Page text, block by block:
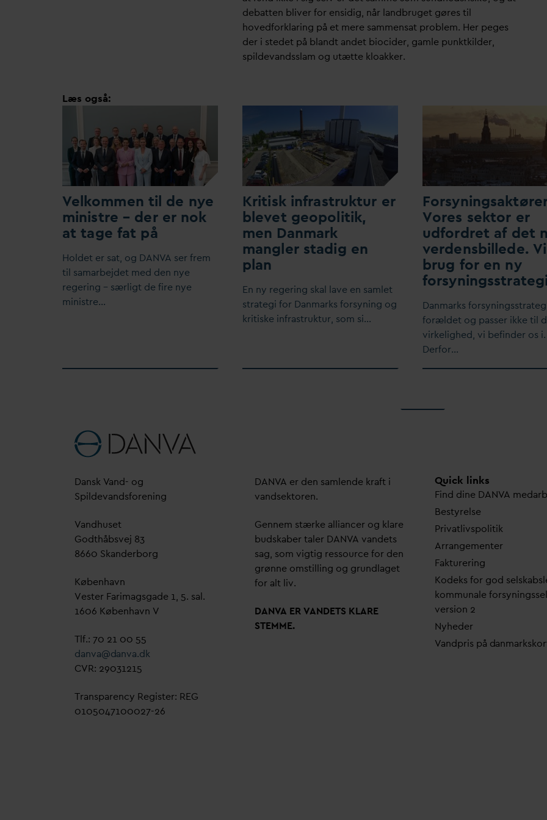
debatten bliver for ensidig, når landbruget gøres til
hovedforklaring på et mere sammensat problem. Her peges
der i stedet på blandt andet biocider, gamle punktkilder,
spildevandsslam og utætte kloakker.
Læs også:
Velkommen til de nye
ministre – der er nok
at tage fat på
Holdet er sat, og DANVA ser frem
til samarbejdet med den nye
regering – særligt de fire nye
ministre…
Kritisk infrastruktur er
blevet geopolitik,
men Danmark
mangler stadig en
plan
En ny regering skal lave en samlet
strategi for Danmarks forsyning og
kritiske infrastruktur, som si…
Vores sektor er
udfordret af det
verdensbillede.
brug for en ny
Danmarks
forældet og passer ikke til
virkelighed, vi befinder os i.
Derfor…
Dansk Vand- og
Spildevandsforening
Vandhuset
Godthåbsvej 83
8660 Skanderborg
København
Vester Farimagsgade 1, 5. sal.
1606 København V
Tlf.: 70 21 00 55
danva@danva.dk
CVR: 29031215
Transparency Register: REG
0105047100027-26
DANVA er den samlende kraft i
vandsektoren.
Gennem stærke alliancer og klare
budskaber taler DANVA vandets
sag, som vigtig ressource for den
grønne omstilling og grundlaget
for alt liv.
DANVA ERVANDETS KLARE
STEMME.
Quick links
Find dine DANVA med
Bestyrelse
Privatlivspolitik
Arrangementer
Fakturering
Kodeks for god
kommunale
version 2
Nyheder
Vandpris på d